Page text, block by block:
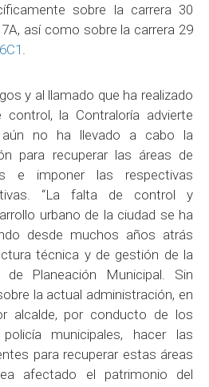
sobre la carrera 30
así como sobre la carrera 29
6C1
y al llamado que ha realizado
la Contraloría advierte
no ha llevado a cabo la
para recuperar las áreas de
e imponer las respectivas
“La falta de control y
urbano de la ciudad se ha
desde muchos años atrás
técnica y de gestión de la
de Planeación Municipal. Sin
la actual administración, en
alcalde, por conducto de los
municipales, hacer las
para recuperar estas áreas
afectado el patrimonio del